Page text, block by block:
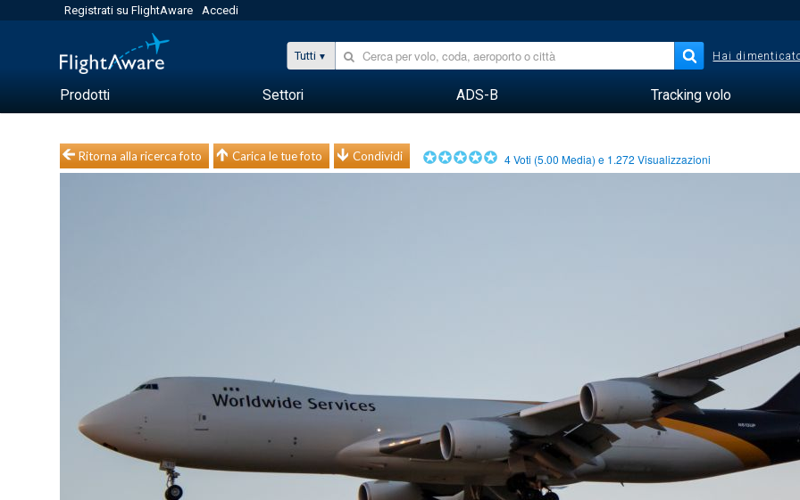
Registrati su FlightAware Accedi
Tutti Hai
Prodotti Settori ADS-B Tracking volo
Ritorna alla ricerca foto Carica le tue foto Condividi 4Voti (5.00 Media) e 1.272 Visualizzazioni